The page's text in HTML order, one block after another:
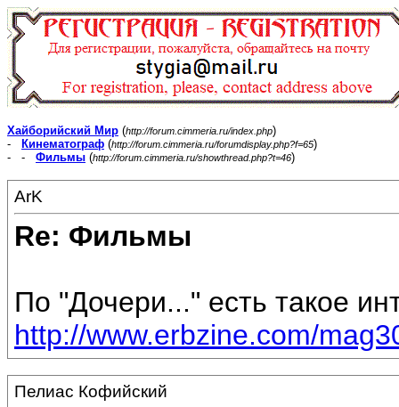
Хайборийский Мир (http://forum.cimmeria.ru/index.php)
-
Кинематограф (http://forum.cimmeria.ru/forumdisplay.php?f=65)
- - Фильмы (http://forum.cimmeria.ru/showthread.php?t=46)
ArK
Re: Фильмы
По "Дочери..." есть такое
http://www.erbzine.com/
Пелиас Кофийский